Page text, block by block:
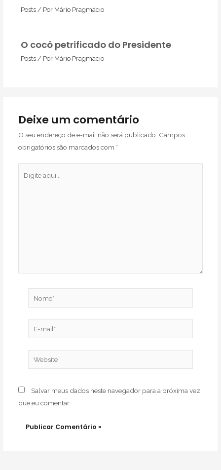
Posts/ Por Mário Pragmácio
O cocô petrificado do Presidente
Posts/ Por Mário Pragmácio
Deixe um comentário
O seu endereço de e-mail não será publicado. Campos
obrigatórios são marcados com *
aqui...
mail*
Website
Salvar meus dados neste navegador para a próxima vez
que eu comentar.